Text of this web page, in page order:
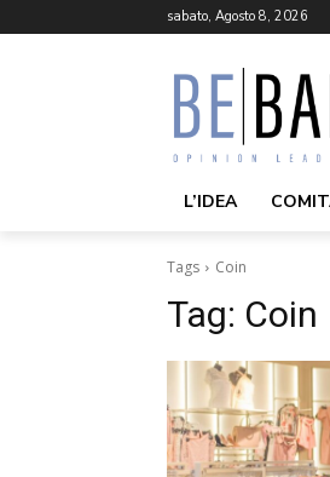
sabato, Agosto 8, 2026
L’IDEA
Tags Coin
Tag: Coin